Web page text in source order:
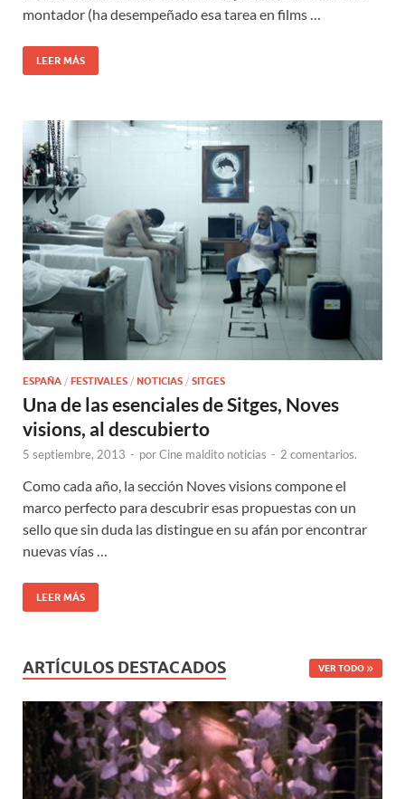
montador (ha desempeñado esa tarea en films …
LEER MÁS
ESPAÑA / FESTIVALES / NOTICIAS / SITGES
Una de las esenciales de Sitges, Noves
visions, al descubierto
5 septiembre, 2013 - porCine maldito noticias - 2 comentarios.
Como cada año, la sección Noves visions compone el
marco perfecto para descubrir esas propuestas con un
sello que sin duda las distingue en su afán por encontrar
nuevas vías …
LEER MÁS
ARTÍCULOS DESTACADOS VER TODO